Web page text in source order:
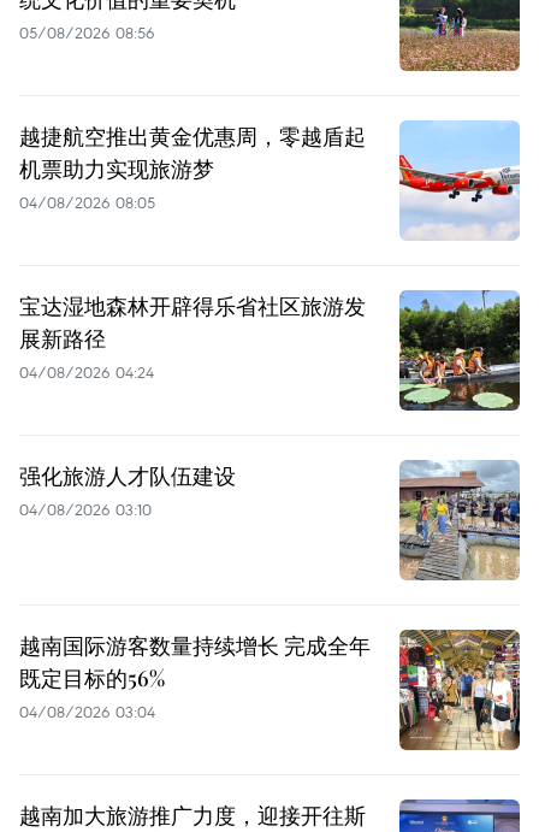
05/08/2026 08:56
越捷航空推出黄金优惠周，零越盾起
机票助力实现旅游梦
04/08/2026 08:05
宝达湿地森林开辟得乐省社区旅游发
展新路径
04/08/2026 04:24
强化旅游人才队伍建设
04/08/2026 03:10
越南国际游客数量持续增长 完成全年
既定目标的56%
04/08/2026 03:04
越南加大旅游推广力度，迎接开往斯